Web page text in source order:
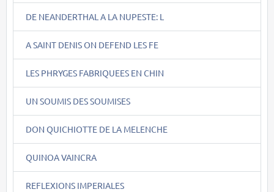
DE NEANDERTHAL A LA NUPESTE: L
A SAINT DENIS ON DEFEND LES FE
LES PHRYGES FABRIQUEES EN CHIN
UN SOUMIS DES SOUMISES
DON QUICHIOTTE DE LA MELENCHE
QUINOA VAINCRA
REFLEXIONS IMPERIALES